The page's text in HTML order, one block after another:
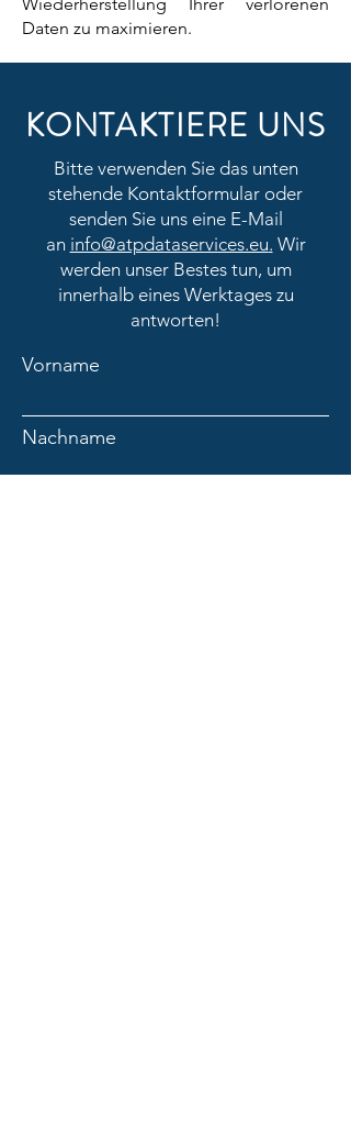
Daten zu maximieren.
KONTAKTIERE UNS
Bitte verwenden Sie das unten
stehende Kontaktformular oder
senden Sie uns eine E-Mail
an info@atpdataservices.eu. Wir
werden unser Bestes tun, um
innerhalb eines Werktages zu
antworten!
Vorname
Nachname